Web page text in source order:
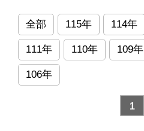
全部 115年 114年
111年 110年 109年
106年
1